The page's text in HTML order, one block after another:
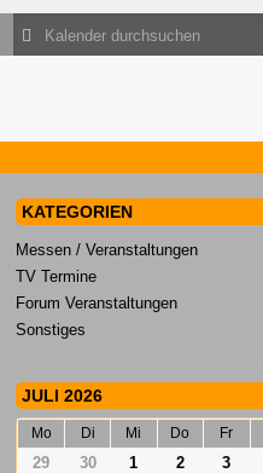
KATEGORIEN
Messen / Veranstaltungen
TV Termine
Forum Veranstaltungen
Sonstiges
JULI 2026
Mo Di Mi Do Fr
29 30 1 2 3